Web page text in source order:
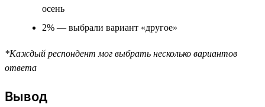
осень
2% — выбрали вариант «другое»
*Каждый респондент мог выбрать несколько вариантов
ответа
Вывод